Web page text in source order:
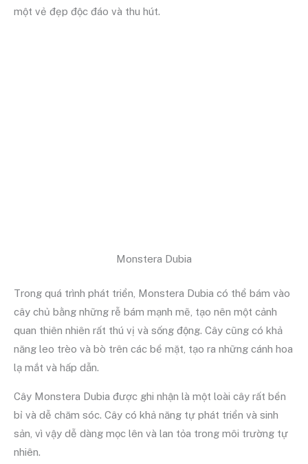
một vẻ đẹp độc đáo và thu hút.
Monstera Dubia
Trong quá trình phát triển, Monstera Dubia có thể bám vào
cây chủ bằng những rễ bám mạnh mẽ, tạo nên một cảnh
quan thiên nhiên rất thú vị và sống động. Cây cũng có khả
năng leo trèo và bò trên các bề mặt, tạo ra những cánh hoa
lạ mắt và hấp dẫn.
Cây Monstera Dubia được ghi nhận là một loài cây rất bền
bỉ và dễ chăm sóc. Cây có khả năng tự phát triển và sinh
sản, vì vậy dễ dàng mọc lên và lan tỏa trong môi trường tự
nhiên.